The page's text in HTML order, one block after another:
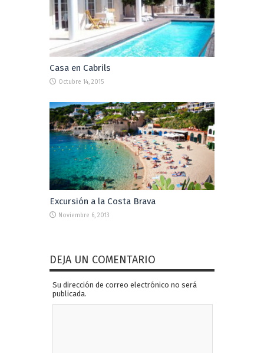
Casa en Cabrils
Octubre 14, 2015
Excursión a la Costa Brava
Noviembre 6, 2013
DEJA UN COMENTARIO
Su dirección de correo electrónico no será
publicada.